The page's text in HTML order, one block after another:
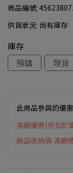
商品編號:
供貨狀況: 尚有庫存
庫存
預購
現貨
此商品參與的優
滿額優惠(折扣於
飾品收納袋 滿額